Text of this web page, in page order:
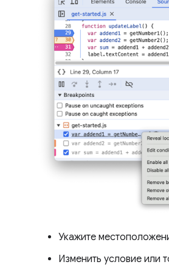
Укажите
Изменить условие или